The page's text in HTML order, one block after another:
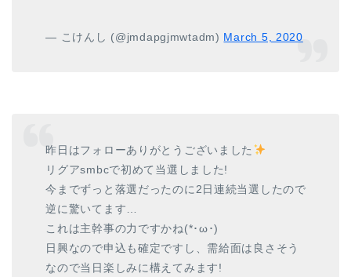
— こけんし (@jmdapgjmwtadm) March 5, 2020
昨日はフォローありがとうございました
リグアsmbcで初めて当選しました!
今までずっと落選だったのに2日連続当選したので
逆に驚いてます…
これは主幹事の力ですかね(*･ω･)
日興なので申込も確定ですし、需給面は良さそう
なので当日楽しみに構えてみます!